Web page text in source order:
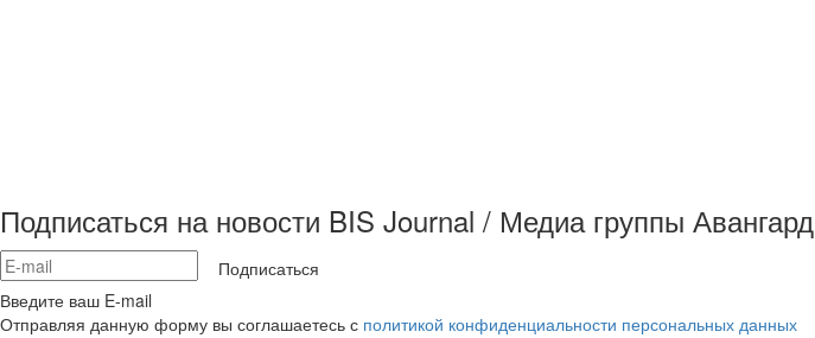
Подписаться на новости BIS Journal / Медиа группы Авангард
Подписаться
Введите ваш E-mail
Отправляя данную форму вы соглашаетесь с политикой конфиденциальности персональных данных